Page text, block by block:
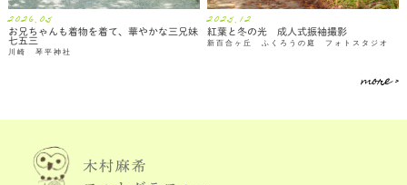
2026.05
お兄ちゃんも着物を着て、華やかな三兄妹
七五三
川崎 琴平神社
2025.12
紅葉と冬の光 成人式振袖撮影
新百合ヶ丘 ふくろうの庭 フォトスタジオ
more >